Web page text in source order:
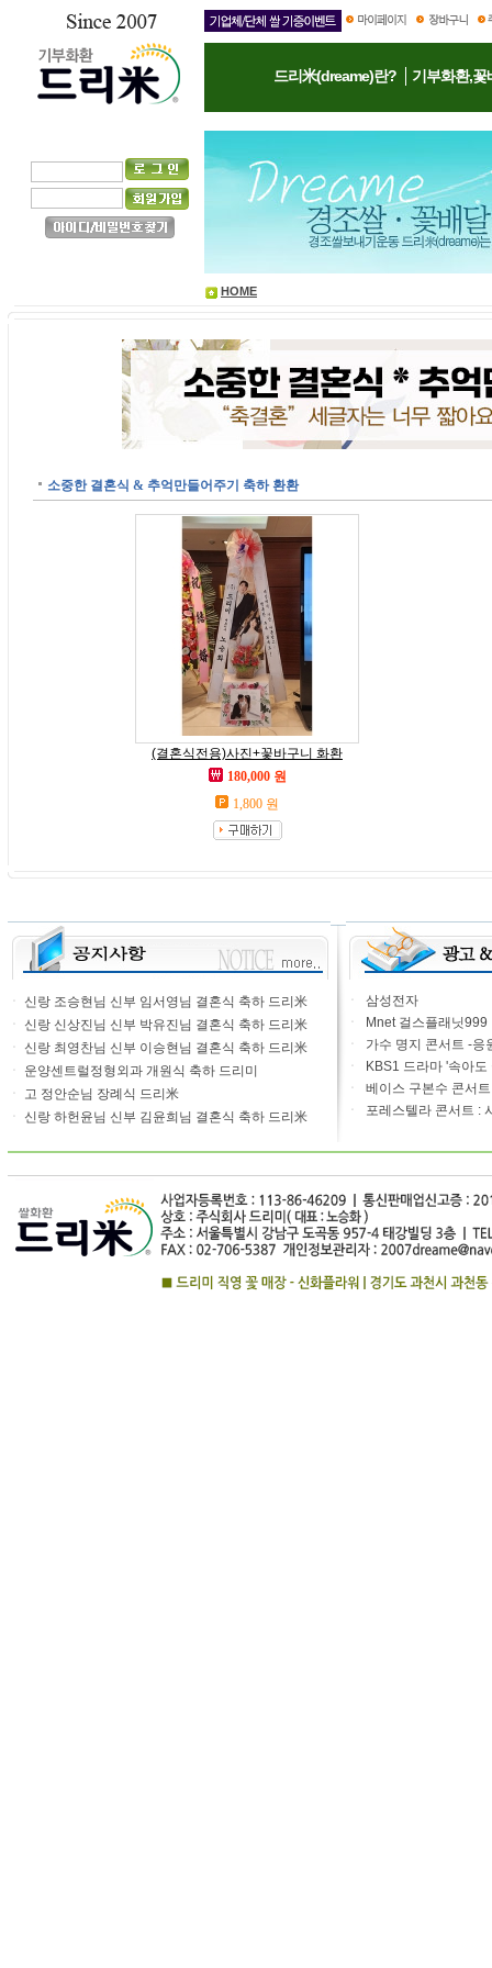
드리米(dreame)란? 기부화환,꽃
HOME
소중한 결혼식 & 추억만들어주기 축하 환환
(결혼식전용)사진+꽃바구니 화환
180,000 원
1,800 원
ㆍ 신랑 조승현님 신부 임서영님 결혼식 축하 드리米
ㆍ 신랑 신상진님 신부 박유진님 결혼식 축하 드리米
ㆍ 신랑 최영찬님 신부 이승현님 결혼식 축하 드리米
ㆍ 운양센트럴정형외과 개원식 축하 드리미
ㆍ 고 정안순님 장례식 드리米
ㆍ 신랑 하헌윤님 신부 김윤희님 결혼식 축하 드리米
ㆍ
삼성전자
ㆍ
Mnet 걸스플래닛
ㆍ
가수 명지 콘서트 -응
ㆍ
KBS1 드라마 '속아
ㆍ
베이스 구본수 콘서
ㆍ
포레스텔라 콘서트 :